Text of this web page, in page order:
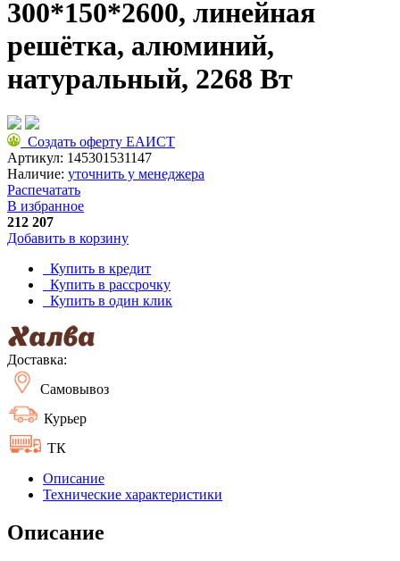
300*150*2600, линейная
решётка, алюминий,
натуральный, 2268 Вт
Создать оферту ЕАИСТ
Артикул: 145301531147
Наличие: уточнить у менеджера
Распечатать
В избранное
212 207
Добавить в корзину
Купить в кредит
Купить в рассрочку
Купить в один клик
Доставка:
Самовывоз
Курьер
ТК
Описание
Технические характеристики
Описание